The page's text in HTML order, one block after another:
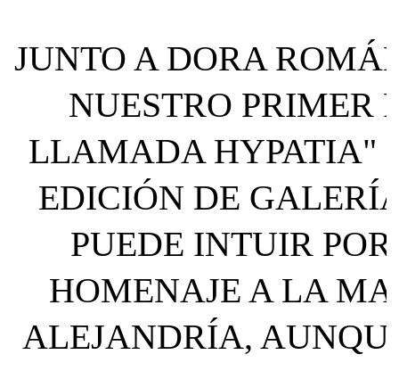
JUNTO A DORA
NUESTRO PRIMER
LLAMADA HYPATIA"
EDICIÓN DE
PUEDE INTUIR
HOMENAJE A LA
ALEJANDRÍA,